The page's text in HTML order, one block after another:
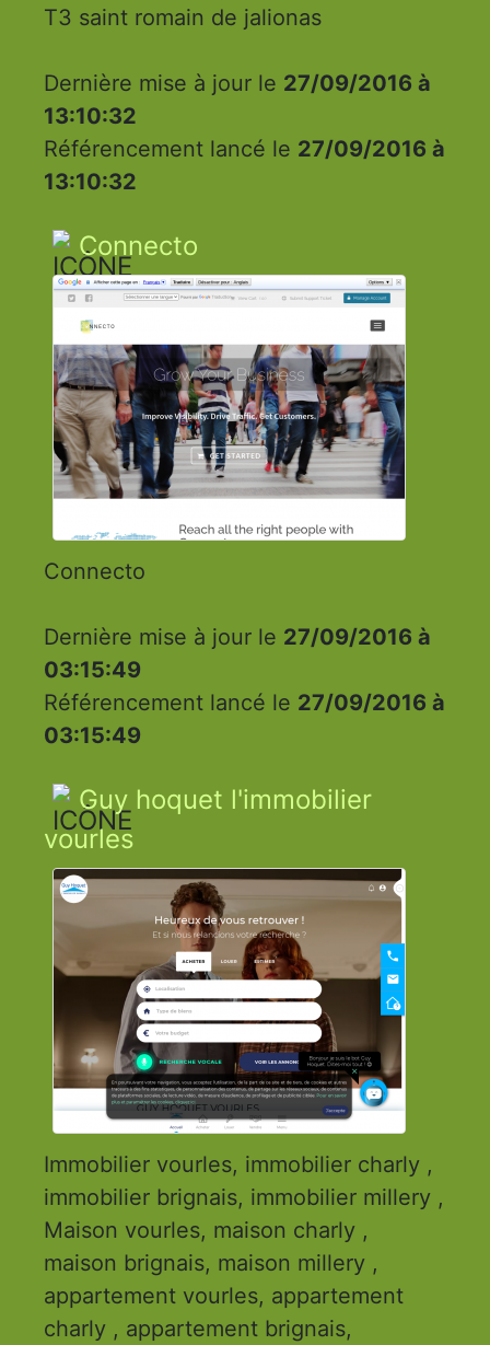
T3 saint romain de jalionas
Dernière mise à jour le 27/09/2016 à
13:10:32
Référencement lancé le 27/09/2016 à
13:10:32
Connecto
Connecto
Dernière mise à jour le 27/09/2016 à
03:15:49
Référencement lancé le 27/09/2016 à
03:15:49
Guy hoquet l'immobilier
vourles
Immobilier vourles, immobilier charly ,
immobilier brignais, immobilier millery ,
Maison vourles, maison charly ,
maison brignais, maison millery ,
appartement vourles, appartement
charly , appartement brignais,